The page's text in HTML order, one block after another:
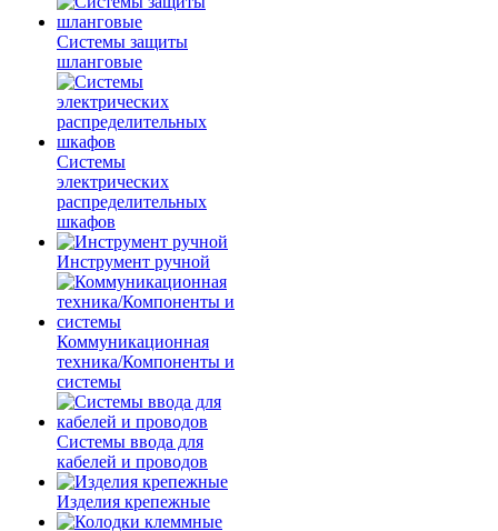
Системы защиты
шланговые
Системы
электрических
распределительных
шкафов
Инструмент ручной
Коммуникационная
техника/Компоненты и
системы
Системы ввода для
кабелей и проводов
Изделия крепежные